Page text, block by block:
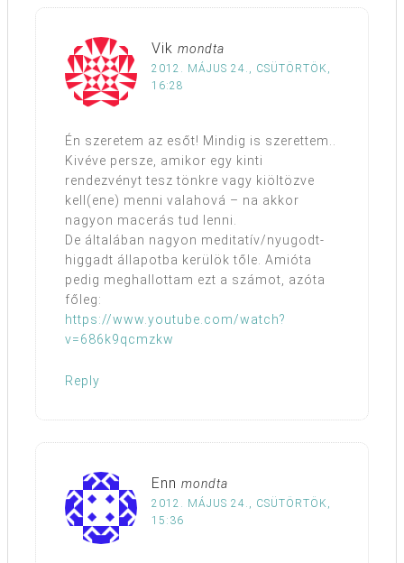
Vik mondta
2012. MÁJUS 24., CSÜTÖRTÖK,
16:28
Én szeretem az esőt! Mindig is szerettem..
Kivéve persze, amikor egy kinti
rendezvényt tesz tönkre vagy kiöltözve
kell(ene) menni valahová – na akkor
nagyon macerás tud lenni.
De általában nagyon meditatív/nyugodt-
higgadt állapotba kerülök tőle. Amióta
pedig meghallottam ezt a számot, azóta
főleg:
https://www.youtube.com/watch?
v=686k9qcmzkw
Reply
Enn mondta
2012. MÁJUS 24., CSÜTÖRTÖK,
15:36